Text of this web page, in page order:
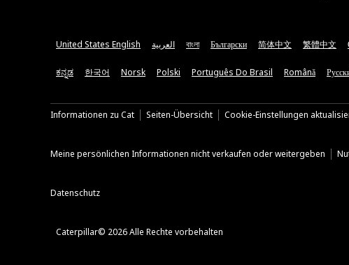
United States English العربية বাংলা Български 简体中文 繁體中文
ಕನ್ನಡ 한국어 Norsk Polski Português Do Brasil Română
Informationen zu Cat Seiten-Übersicht Cookie-Einstellungen
Meine persönlichen Informationen nicht verkaufen oder weitergeben
Datenschutz
Caterpillar© 2026 Alle Rechte vorbehalten